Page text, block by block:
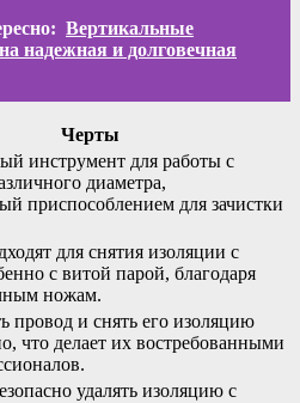
Вертикальные
надежная и долговечная
Черты
инструмент для работы с
диаметра,
приспособлением для зачистки
для снятия изоляции с
с витой парой, благодаря
ножам.
провод и снять его изоляцию
что делает их востребованными
удалять изоляцию с